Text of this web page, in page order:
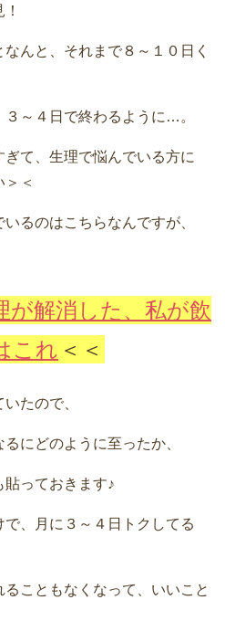
んと、それまで８～１０日く
～４日で終わるように…。
て、生理で悩んでいる方に
＜
るのはこちらなんですが、
が解消した、私が飲
これ ＜＜
たので、
にどのように至ったか、
貼っておきます♪
、月に３～４日トクしてる
こともなくなって、いいこと